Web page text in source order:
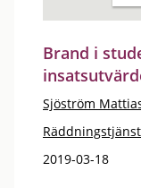
Brand i
Sjöström
2019-03-18